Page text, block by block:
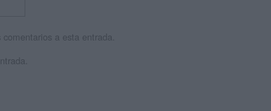
a esta entrada.